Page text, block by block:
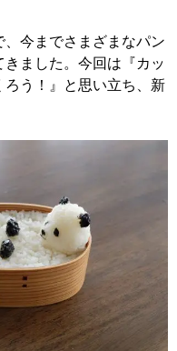
、今までさまざまなパン
ました。今回は『カッ
う！』と思い立ち、新